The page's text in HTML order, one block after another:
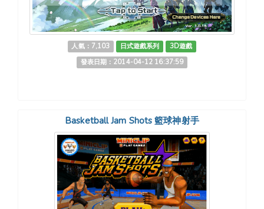
人氣：7,103 日式遊戲系列
3D遊戲
發表日期：2014-04-12 16:37:59
Basketball Jam Shots 籃球神射手